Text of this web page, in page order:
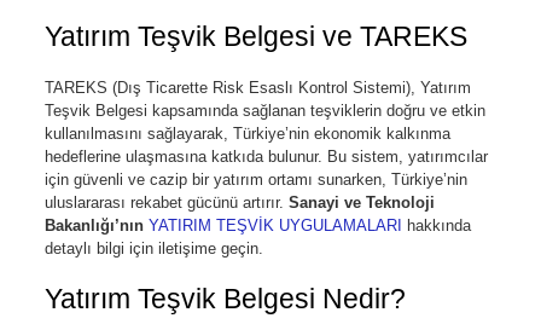
Yatırım Teşvik Belgesi ve TAREKS
TAREKS (Dış Ticarette Risk Esaslı Kontrol Sistemi), Yatırım
Teşvik Belgesi kapsamında sağlanan teşviklerin doğru ve etkin
kullanılmasını sağlayarak, Türkiye’nin ekonomik kalkınma
hedeflerine ulaşmasına katkıda bulunur. Bu sistem, yatırımcılar
için güvenli ve cazip bir yatırım ortamı sunarken, Türkiye’nin
uluslararası rekabet gücünü artırır. Sanayi ve Teknoloji
Bakanlığı’nın YATIRIM TEŞVİK UYGULAMALARI
hakkında
detaylı bilgi için iletişime geçin.
Yatırım Teşvik Belgesi Nedir?